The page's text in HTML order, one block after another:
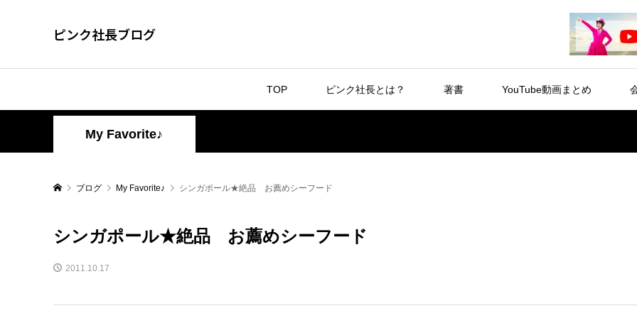
ピンク社長ブログ
TOP ピンク社長とは？ 著書 YouTube動画まとめ
My Favorite♪
ブログ My Favorite♪ シンガポール★絶品 お薦めシーフード
シンガポール★絶品 お薦めシーフード
2011.10.17